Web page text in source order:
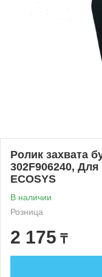
Ролик захвата
302F906240,
ECOSYS
В наличии
Розница
2 175 ₸